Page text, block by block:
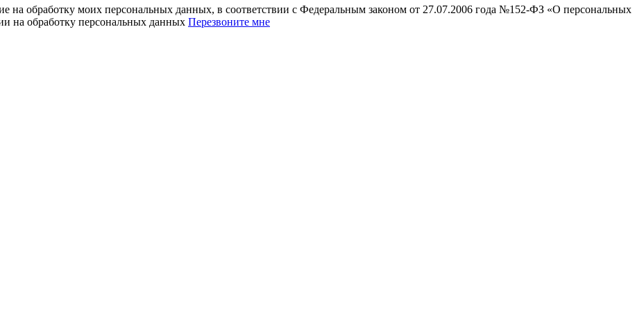
на обработку моих персональных данных, в соответствии с Федеральным законом от 27.07.2006 года №152-ФЗ «О персональных
на обработку персональных данных Перезвоните мне